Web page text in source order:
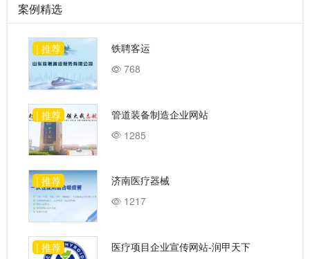
案例精选
| 推荐
铁聘客运
768
| 推荐
管道装备制造企业网站
1285
| 推荐
济南医疗器械
1217
| 推荐
医疗项目企业宣传网站-润甲天下